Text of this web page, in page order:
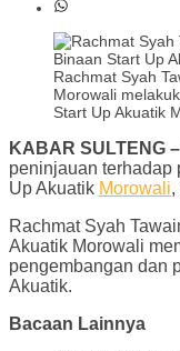
Rachmat Syah
Morowali
Start Up Akuatik
KABAR SULTENG –
peninjauan terhadap
Up Akuatik Morowali,
Rachmat Syah
Akuatik Morowali
pengembangan dan
Akuatik.
Bacaan Lainnya